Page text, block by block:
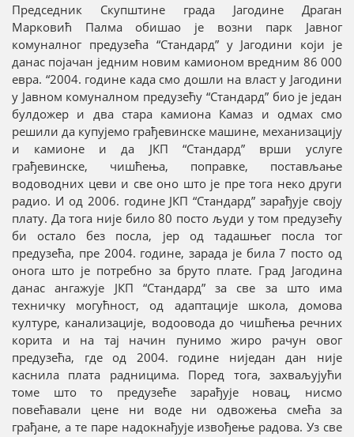
Председник Скупштине града Јагодине Драган
Марковић Палма обишао је возни парк Јавног
комуналног предузећа “Стандард” у Јагодини који је
данас појачан једним новим камионом вредним 86 000
евра. “2004. године када смо дошли на власт у Јагодини
у Јавном комуналном предузећу “Стандард” био је један
булдожер и два стара камиона Камаз и одмах смо
решили да купујемо грађевинске машине, механизацију
и камионе и да ЈКП “Стандард” врши услуге
грађевинске, чишћења, поправке, постављање
водоводних цеви и све оно што је пре тога неко други
радио. И од 2006. године ЈКП “Стандард” зарађује своју
плату. Да тога није било 80 посто људи у том предузећу
би остало без посла, јер од тадашњег посла тог
предузећа, пре 2004. године, зарада је била 7 посто од
онога што је потребно за бруто плате. Град Јагодина
данас ангажује ЈКП “Стандард” за све за што има
техничку могућност, од адаптације школа, домова
културе, канализације, водоовода до чишћења речних
корита и на тај начин пунимо жиро рачун овог
предузећа, где од 2004. године ниједан дан није
каснила плата радницима. Поред тога, захваљујући
томе што то предузеће зарађује новац, нисмо
повећавали цене ни воде ни одвожења смећа за
грађане, а те паре надокнађује извођење радова. Уз све